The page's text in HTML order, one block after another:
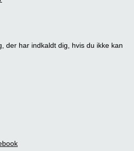
der har indkaldt dig, hvis du ikke kan